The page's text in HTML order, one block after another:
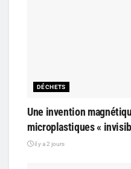
DÉCHETS
Une invention
microplastiques «
il y a 2 jours